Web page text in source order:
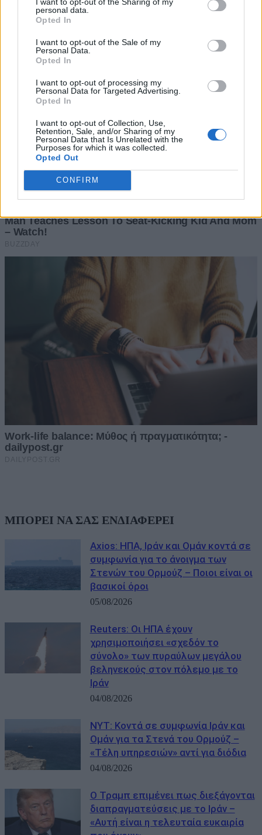
personal data.
Opted In
I want to opt-out of the Sale of my
Personal Data.
Opted In
I want to opt-out of processing my
Personal Data for Targeted Advertising.
Opted In
I want to opt-out of Collection, Use,
Retention, Sale, and/or Sharing of my
Personal Data that Is Unrelated with the
Purposes for which it was collected.
Opted Out
CONFIRM
ΜΠΟΡΕΙ ΝΑ ΣΑΣ ΕΝΔΙΑΦΕΡΕΙ
Axios: ΗΠΑ, Ιράν και Ομάν κοντά σε
συμφωνία για το άνοιγμα των
Στενών του Ορμούζ – Ποιοι είναι οι
βασικοί όροι
05/08/2026
Reuters: Οι ΗΠΑ έχουν
χρησιμοποιήσει «σχεδόν το
σύνολο» των πυραύλων μεγάλου
βεληνεκούς στον πόλεμο με το
Ιράν
04/08/2026
NYT: Κοντά σε συμφωνία Ιράν και
Ομάν για τα Στενά του Ορμούζ –
«Τέλη υπηρεσιών» αντί για διόδια
04/08/2026
Ο Τραμπ επιμένει πως διεξάγονται
διαπραγματεύσεις με το Ιράν –
«Αυτή είναι η τελευταία ευκαιρία